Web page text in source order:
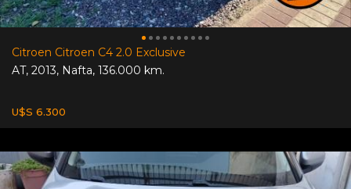
Citroen Citroen C4 2.0 Exclusive
AT, 2013, Nafta, 136.000 km.
U$S 6.300